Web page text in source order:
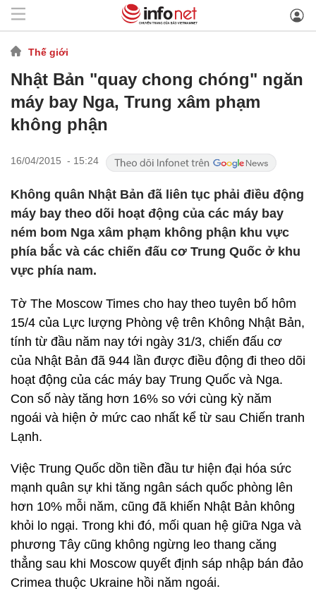
Thế giới
Nhật Bản "quay chong chóng" ngăn
máy bay Nga, Trung xâm phạm
không phận
16/04/2015 - 15:24
Không quân Nhật Bản đã liên tục phải điều động
máy bay theo dõi hoạt động của các máy bay
ném bom Nga xâm phạm không phận khu vực
phía bắc và các chiến đấu cơ Trung Quốc ở khu
vực phía nam.
Tờ The Moscow Times cho hay theo tuyên bố hôm
15/4 của Lực lượng Phòng vệ trên Không Nhật Bản,
tính từ đầu năm nay tới ngày 31/3, chiến đấu cơ
của Nhật Bản đã 944 lần được điều động đi theo dõi
hoạt động của các máy bay Trung Quốc và Nga.
Con số này tăng hơn 16% so với cùng kỳ năm
ngoái và hiện ở mức cao nhất kể từ sau Chiến tranh
Lạnh.
Việc Trung Quốc dồn tiền đầu tư hiện đại hóa sức
mạnh quân sự khi tăng ngân sách quốc phòng lên
hơn 10% mỗi năm, cũng đã khiến Nhật Bản không
khỏi lo ngại. Trong khi đó, mối quan hệ giữa Nga và
phương Tây cũng không ngừng leo thang căng
thẳng sau khi Moscow quyết định sáp nhập bán đảo
Crimea thuộc Ukraine hồi năm ngoái.